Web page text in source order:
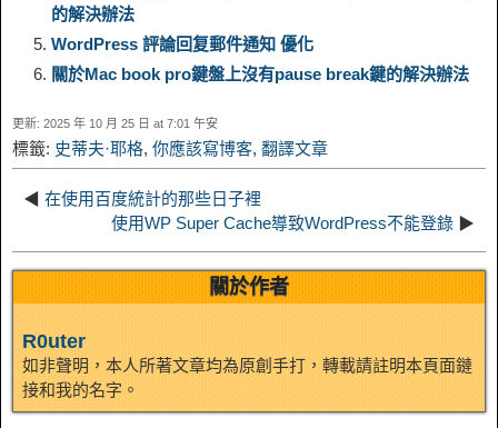
n a o
e
d
I
的解決辦法
WordPress 評論回复郵件通知 優化
關於Mac book pro鍵盤上沒有pause break鍵的解決辦法
更新: 2025 年 10 月 25 日 at 7:01 午安
標籤: 史蒂夫·耶格, 你應該寫博客, 翻譯文章
◀ 在使用百度統計的那些日子裡
使用WP Super Cache導致WordPress不能登錄 ▶
關於作者
R0uter
如非聲明，本人所著文章均為原創手打，轉載請註明本頁面鏈
接和我的名字。